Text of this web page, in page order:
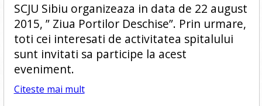
SCJU Sibiu organizeaza in data de 22 august
2015, ” Ziua Portilor Deschise”. Prin urmare,
toti cei interesati de activitatea spitalului
sunt invitati sa participe la acest
eveniment.
Citeste mai mult